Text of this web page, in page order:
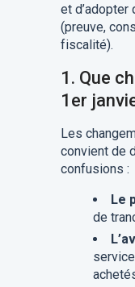
et
(preuve,
fiscalité).
1. Que
1er
Les
convient de
confusions :
Le
de